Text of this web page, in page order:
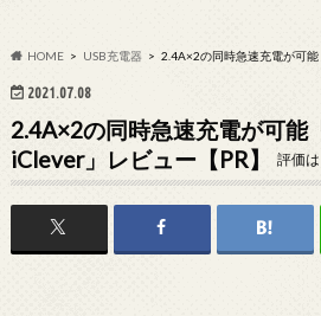
HOME USB充電器 2.4A×2の同時急速充電が可能
2021.07.08
2.4A×2の同時急速充電が可能
iClever」レビュー【PR】
評価